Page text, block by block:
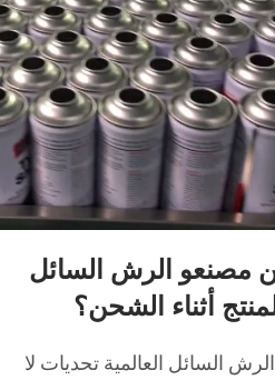
مصنعو الرش السائل
أثناء الشحن؟
السائل العالمية تحديات لا